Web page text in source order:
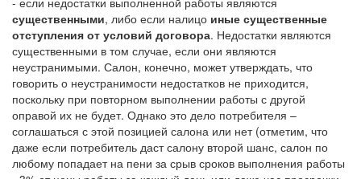
существенными, либо если налицо иные существенные
отступления от условий договора. Недостатки являются
существенными в том случае, если они являются
неустранимыми. Салон, конечно, может утверждать, что
говорить о неустранимости недостатков не приходится,
поскольку при повторном выполнении работы с другой
оправой их не будет. Однако это дело потребителя –
соглашаться с этой позицией салона или нет (отметим, что
даже если потребитель даст салону второй шанс, салон по
любому попадает на пени за срыв сроков выполнения работы